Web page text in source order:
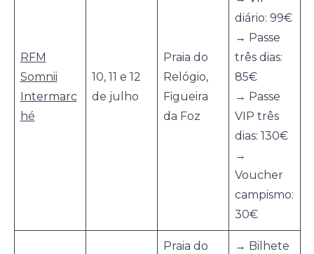
RFM
Somnii
Intermarc
hé
10, 11 e 12
de julho
Praia do
Relógio,
Figueira
da Foz
diário: 99€
→ Passe
três dias:
85€
→ Passe
VIP três
dias: 130€
→
Voucher
campismo:
30€
Praia do
→ Bilhete